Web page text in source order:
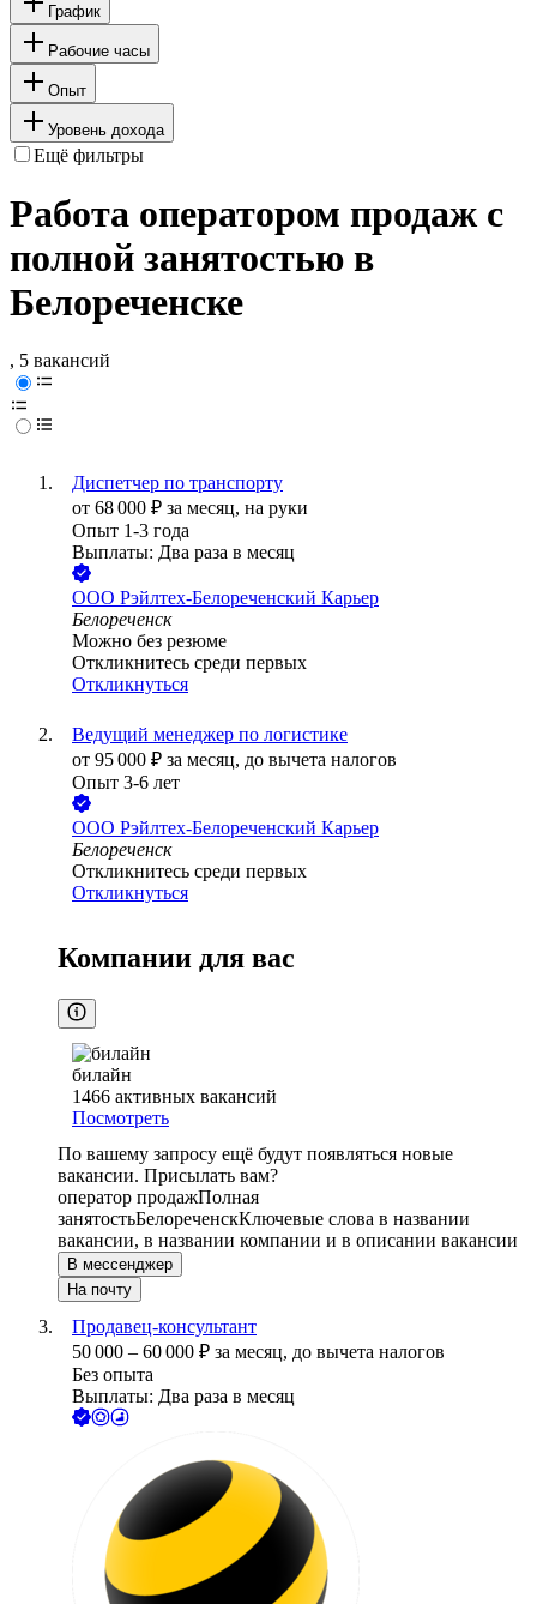
График
Рабочие часы
Опыт
Уровень дохода
Ещё фильтры
Работа оператором продаж с
полной занятостью в
Белореченске
, 5 вакансий
Диспетчер по транспорту
от 68 000 ₽ за месяц, на руки
Опыт 1-3 года
Выплаты: Два раза в месяц
ООО Рэйлтех-Белореченский Карьер
Белореченск
Можно без резюме
Откликнитесь среди первых
Откликнуться
Ведущий менеджер по логистике
от 95 000 ₽ за месяц, до вычета налогов
Опыт 3-6 лет
ООО Рэйлтех-Белореченский Карьер
Белореченск
Откликнитесь среди первых
Откликнуться
Компании для вас
билайн
1466 активных вакансий
Посмотреть
По вашему запросу ещё будут появляться новые
вакансии. Присылать вам?
оператор продажПолная
занятостьБелореченскКлючевые слова в названии
вакансии, в названии компании и в описании вакансии
В мессенджер
На почту
Продавец-консультант
50 000 – 60 000 ₽ за месяц, до вычета налогов
Без опыта
Выплаты: Два раза в месяц